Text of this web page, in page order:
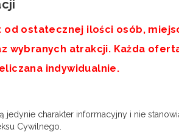
od ostatecznej ilości osób,
wybranych atrakcji. Każda
indywidualnie.
jedynie charakter informacyjny i nie
Cywilnego.